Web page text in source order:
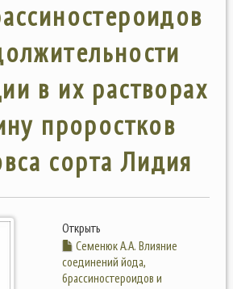
в их растворах
проростков
сорта Лидия
Открыть
Семенюк А.А. Влияние
соединений йода,
брассиностероидов и